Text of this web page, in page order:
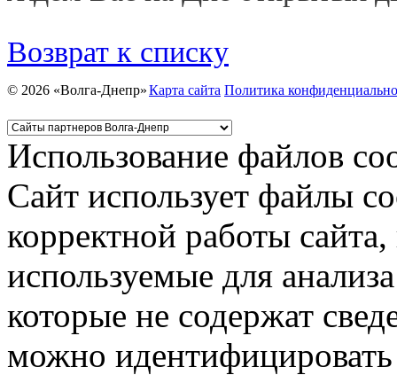
Возврат к списку
© 2026 «Волга-Днепр»Карта сайта Политика
Использование файлов
Сайт использует файлы
корректной работы
используемые для
которые не содержат
можно идентифицировать